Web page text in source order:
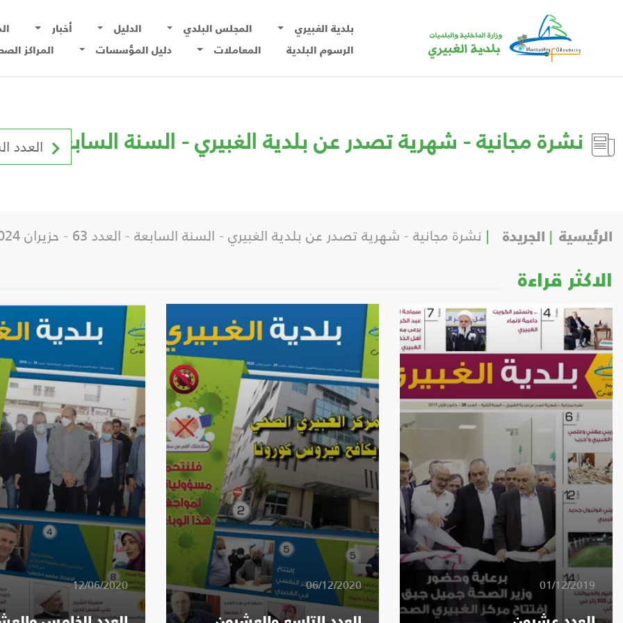
بلدية الغبيري المجلس البلدي الدليل أخبار
الرسوم البلدية
المعاملات دليل المؤسسات المراكز
نشرة مجانية - شهرية تصدر عن بلدية الغبيري - السنة السابعة - العدد 63 - حزيران
العدد
الرئيسية الجريدة نشرة مجانية - شهرية تصدر عن بلدية الغبيري - السنة السابعة - العدد 63 - حزيران 2024
الاكثر قراءة
01/12/2019
06/12/2020
12/06/2020